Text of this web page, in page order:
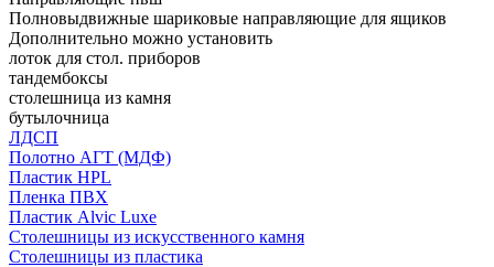
Полновыдвижные шариковые направляющие для ящиков
Дополнительно можно установить
лоток для стол. приборов
тандембоксы
столешница из камня
бутылочница
ЛДСП
Полотно АГТ (МДФ)
Пластик HPL
Пленка ПВХ
Пластик Alvic Luxe
Столешницы из искусственного камня
Столешницы из пластика